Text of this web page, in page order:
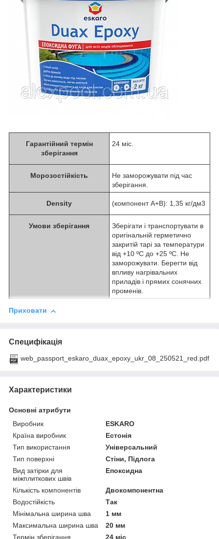
Гарантійний термін
зберігання
24 міс.
Морозостійкість
Не заморожувати під час
зберігання.
Density (компонент А+В): 1,35 кг/дм3
Умови зберігання
Зберігати і транспортувати в
оригінальній герметично
закритій тарі за температури
від +10 ºС до +25 ºС. Не
заморожувати. Берегти від
впливу нагрівальних
приладів і прямих сонячних
променів.
Приховати
Специфікація
web_passport_eskaro_duax_epoxy_ukr_08_250521_red.pdf
Характеристики
Основні атрибути
Виробник
ESKARO
Країна виробник
Естонія
Тип використання
Універсальний
Тип поверхні
Стіни, Підлога
Вид затірки для
міжплиткових швів
Епоксидна
Кількість компонентів
Двокомпонентна
Водостійкість
Так
Мінімальна ширина шва
1 мм
Максимальна ширина шва
20 мм
Термін зберігання
24 міс